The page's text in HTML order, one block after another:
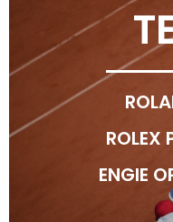
ROLEX
ENGIE